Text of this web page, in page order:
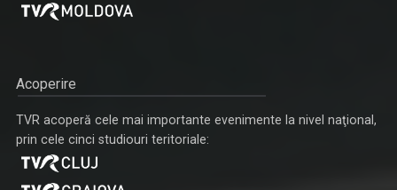
Acoperire
TVR acoperă cele mai importante evenimente la nivel naţional,
prin cele cinci studiouri teritoriale: